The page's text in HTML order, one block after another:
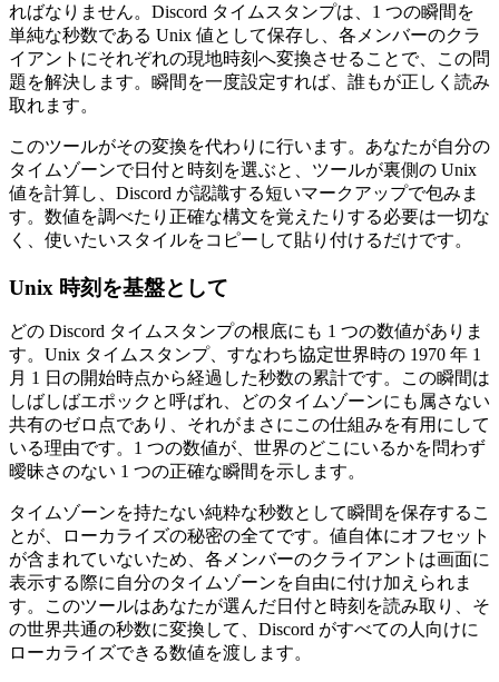
ればなりません。Discord タイムスタンプは、1 つの瞬間を
単純な秒数である Unix 値として保存し、各メンバーのクラ
イアントにそれぞれの現地時刻へ変換させることで、この問
題を解決します。瞬間を一度設定すれば、誰もが正しく読み
取れます。
このツールがその変換を代わりに行います。あなたが自分の
タイムゾーンで日付と時刻を選ぶと、ツールが裏側の Unix
値を計算し、Discord が認識する短いマークアップで包みま
す。数値を調べたり正確な構文を覚えたりする必要は一切な
く、使いたいスタイルをコピーして貼り付けるだけです。
Unix 時刻を基盤として
どの Discord タイムスタンプの根底にも 1 つの数値がありま
す。Unix タイムスタンプ、すなわち協定世界時の 1970 年 1
月 1 日の開始時点から経過した秒数の累計です。この瞬間は
しばしばエポックと呼ばれ、どのタイムゾーンにも属さない
共有のゼロ点であり、それがまさにこの仕組みを有用にして
いる理由です。1 つの数値が、世界のどこにいるかを問わず
曖昧さのない 1 つの正確な瞬間を示します。
タイムゾーンを持たない純粋な秒数として瞬間を保存するこ
とが、ローカライズの秘密の全てです。値自体にオフセット
が含まれていないため、各メンバーのクライアントは画面に
表示する際に自分のタイムゾーンを自由に付け加えられま
す。このツールはあなたが選んだ日付と時刻を読み取り、そ
の世界共通の秒数に変換して、Discord がすべての人向けに
ローカライズできる数値を渡します。